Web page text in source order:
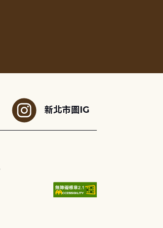
新北市圖IG